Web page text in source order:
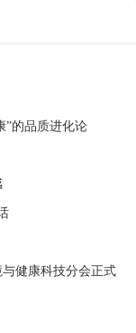
”的品质进化论
健康科技分会正式